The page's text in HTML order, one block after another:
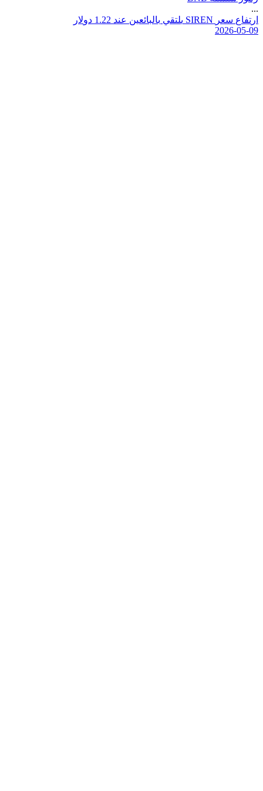
...
ر تفاع سعر SIREN يلتقي بالبائعين عند 1 .22 دولر
2026-05-09